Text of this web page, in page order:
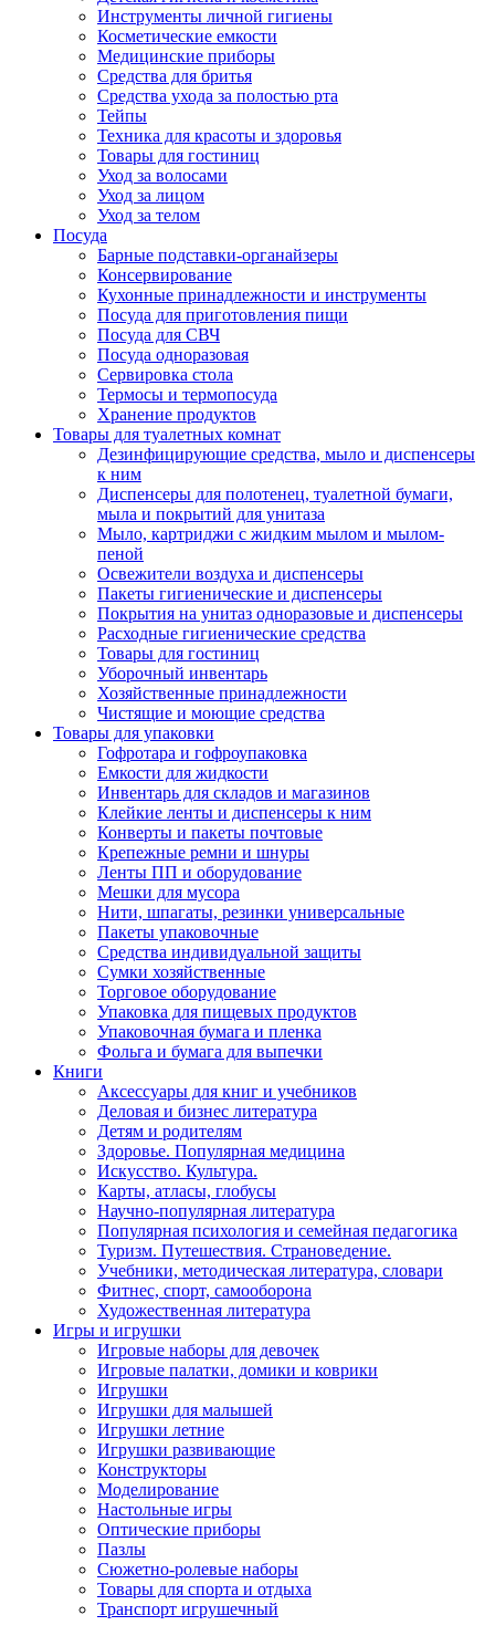
Инструменты личной гигиены
Косметические емкости
Медицинские приборы
Средства для бритья
Средства ухода за полостью рта
Тейпы
Техника для красоты и здоровья
Товары для гостиниц
Уход за волосами
Уход за лицом
Уход за телом
Посуда
Барные подставки-органайзеры
Консервирование
Кухонные принадлежности и инструменты
Посуда для приготовления пищи
Посуда для СВЧ
Посуда одноразовая
Сервировка стола
Термосы и термопосуда
Хранение продуктов
Товары для туалетных комнат
Дезинфицирующие средства, мыло и диспенсеры
к ним
Диспенсеры для полотенец, туалетной бумаги,
мыла и покрытий для унитаза
Мыло, картриджи с жидким мылом и мылом-
пеной
Освежители воздуха и диспенсеры
Пакеты гигиенические и диспенсеры
Покрытия на унитаз одноразовые и диспенсеры
Расходные гигиенические средства
Товары для гостиниц
Уборочный инвентарь
Хозяйственные принадлежности
Чистящие и моющие средства
Товары для упаковки
Гофротара и гофроупаковка
Емкости для жидкости
Инвентарь для складов и магазинов
Клейкие ленты и диспенсеры к ним
Конверты и пакеты почтовые
Крепежные ремни и шнуры
Ленты ПП и оборудование
Мешки для мусора
Нити, шпагаты, резинки универсальные
Пакеты упаковочные
Средства индивидуальной защиты
Сумки хозяйственные
Торговое оборудование
Упаковка для пищевых продуктов
Упаковочная бумага и пленка
Фольга и бумага для выпечки
Книги
Аксессуары для книг и учебников
Деловая и бизнес литература
Детям и родителям
Здоровье. Популярная медицина
Искусство. Культура.
Карты, атласы, глобусы
Научно-популярная литература
Популярная психология и семейная педагогика
Туризм. Путешествия. Страноведение.
Учебники, методическая литература, словари
Фитнес, спорт, самооборона
Художественная литература
Игры и игрушки
Игровые наборы для девочек
Игровые палатки, домики и коврики
Игрушки
Игрушки для малышей
Игрушки летние
Игрушки развивающие
Конструкторы
Моделирование
Настольные игры
Оптические приборы
Пазлы
Сюжетно-ролевые наборы
Товары для спорта и отдыха
Транспорт игрушечный